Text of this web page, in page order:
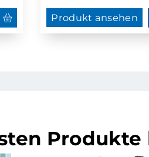
Produkt ansehen